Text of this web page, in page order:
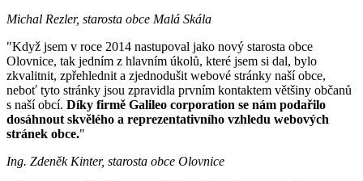
Michal Rezler, starosta obce Malá Skála
"Když jsem v roce 2014 nastupoval jako nový starosta obce
Olovnice, tak jedním z hlavním úkolů, které jsem si dal, bylo
zkvalitnit, zpřehlednit a zjednodušit webové stránky naší obce,
neboť tyto stránky jsou zpravidla prvním kontaktem většiny občanů
s naší obcí. Díky firmě Galileo corporation se nám podařilo
dosáhnout skvělého a reprezentativního vzhledu webových
stránek obce."
Ing. Zdeněk Kinter, starosta obce Olovnice